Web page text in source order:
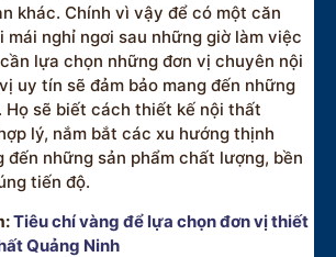
khác. Chính vì vậy để có một căn
mái nghỉ ngơi sau những giờ làm việc
lựa chọn những đơn vị chuyên nội
uy tín sẽ đảm bảo mang đến những
sẽ biết cách thiết kế nội thất
lý, nắm bắt các xu hướng thịnh
đến những sản phẩm chất lượng, bền
tiến độ.
Tiêu chí vàng để lựa chọn đơn vị thiết
Quảng Ninh